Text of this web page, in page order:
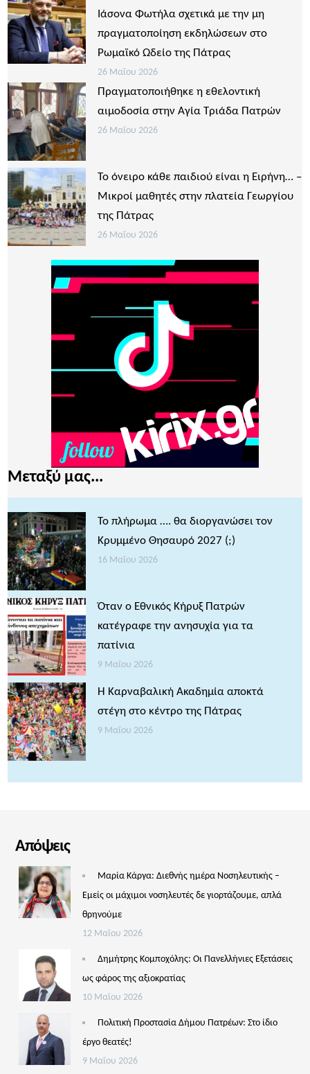
Ιάσονα Φωτήλα σχετικά με την μη
πραγματοποίηση εκδηλώσεων στο
Ρωμαϊκό Ωδείο της Πάτρας
26 Μαΐου 2026
Πραγματοποιήθηκε η εθελοντική
αιμοδοσία στην Αγία Τριάδα Πατρών
26 Μαΐου 2026
Το όνειρο κάθε παιδιού είναι η Ειρήνη… –
Μικροί μαθητές στην πλατεία Γεωργίου
της Πάτρας
26 Μαΐου 2026
Μεταξύ μας...
Το πλήρωμα …. θα διοργανώσει τον
Κρυμμένο Θησαυρό 2027 (;)
16 Μαΐου 2026
Όταν ο Εθνικός Κήρυξ Πατρών
κατέγραφε την ανησυχία για τα
πατίνια
9 Μαΐου 2026
Η Καρναβαλική Ακαδημία αποκτά
στέγη στο κέντρο της Πάτρας
9 Μαΐου 2026
Απόψεις
Μαρία Κάργα: Διεθνής ημέρα Νοσηλευτικής –
Εμείς οι μάχιμοι νοσηλευτές δε γιορτάζουμε, απλά
θρηνούμε
12 Μαΐου 2026
Δημήτρης Κομποχόλης: Οι Πανελλήνιες Εξετάσεις
ως φάρος της αξιοκρατίας
10 Μαΐου 2026
Πολιτική Προστασία Δήμου Πατρέων: Στο ίδιο
έργο θεατές!
9 Μαΐου 2026